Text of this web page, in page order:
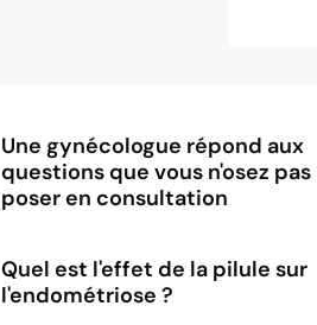
Une gynécologue répond aux
questions que vous n'osez pas
poser en consultation
Quel est l'effet de la pilule sur
l'endométriose ?